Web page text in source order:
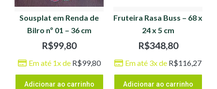
Sousplat em Renda de
Bilro nº 01 – 36 cm
R$99,80
Em até 1x de R$99,80
Adicionar ao carrinho
Fruteira Rasa Buss – 68 x
24 x 5 cm
R$348,80
Em até 3x de R$116,27
Adicionar ao carrinho